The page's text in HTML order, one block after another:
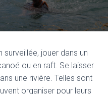
R
I
A
T
surveillée, jouer dans un
ou en raft. Se laisser
une rivière. Telles sont
organiser pour leurs